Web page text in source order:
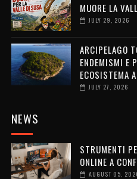
MUORE LA
JULY 29, 2026
ARCIPELAGO
ENDEMISMI E
ECOSISTEMA
JULY 27, 2026
NEWS
STRUMENTI
ONLINE A
AUGUST 05,